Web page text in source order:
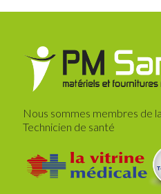
Nous sommes membres de
Technicien de santé